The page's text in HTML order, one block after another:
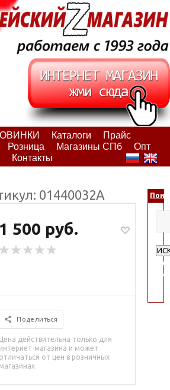
Каталоги
Прайс
Розница Магазины СПб
Опт
Контакты
01440032А
1 500 руб.
Поделиться
Цена действительна только для
интернет-магазина и может
отличаться от цен в розничных
магазинах